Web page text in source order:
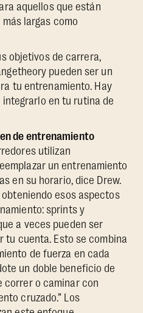
aquellos que están
largas como
objetivos de carrera,
pueden ser un
tu entrenamiento. Hay
en tu rutina de
de entrenamiento
utilizan
un entrenamiento
en su horario, dice Drew.
obteniendo esos aspectos
sprints y
a veces pueden ser
tu cuenta. Esto se combina
de fuerza en cada
un doble beneficio de
correr o caminar con
cruzado.” Los